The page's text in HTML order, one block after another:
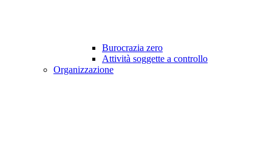
Burocrazia zero
Attività soggette a controllo
Organizzazione